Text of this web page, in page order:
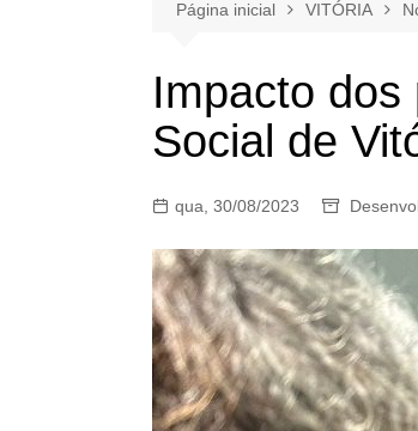
Página inicial VITÓRIA
Impacto dos
Social de
qua, 30/08/2023